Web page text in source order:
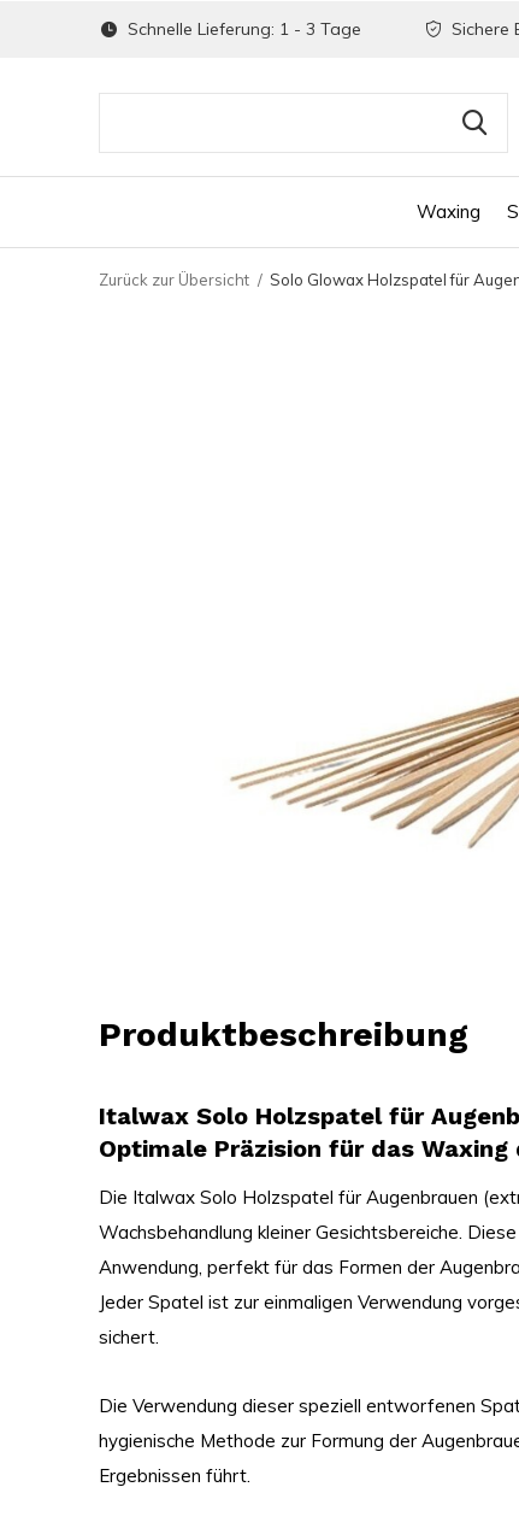
Waxing
Schnelle Lieferung: 1 - 3 Tage Sichere
Zurück zur Übersicht Solo Glowax Holzspatel für
Produktbeschreibung
Italwax Solo Holzspatel für
Optimale Präzision für das Waxing
Die Italwax Solo Holzspatel für Augenbrauen
Wachsbehandlung kleiner Gesichtsbereiche.
Anwendung, perfekt für das Formen der
Jeder Spatel ist zur einmaligen Verwendung
sichert.
Die Verwendung dieser speziell entworfenen
hygienische Methode zur Formung der
Ergebnissen führt.